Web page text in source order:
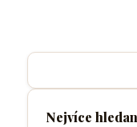
Nejvíce